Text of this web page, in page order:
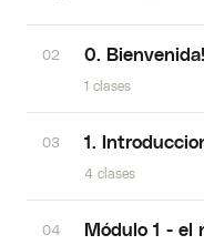
02 0. Bienvenida!
1 clases
03 1.
4 clases
04 Módulo 1 - el